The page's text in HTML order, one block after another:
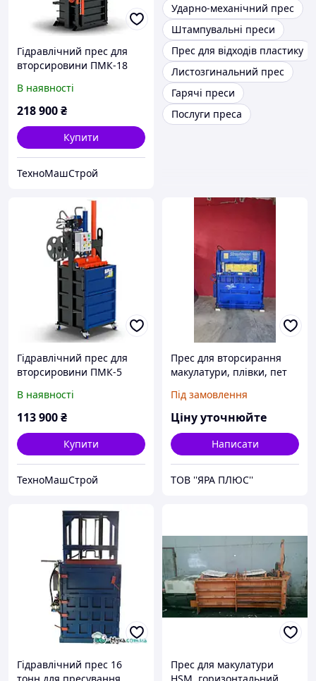
Гідравлічний прес для
вторсировини ПМК-18
В наявності
218 900₴
Купити
ТехноМашСтрой
Ударно-механічний прес
Штампувальні преси
Прес для відходів пластику
Листозгинальний прес
Гарячі преси
Послуги преса
Гідравлічний прес для
вторсировини ПМК-5
В наявності
113 900₴
Купити
ТехноМашСтрой
Прес для вторсирання
макулатури, плівки, пет
PP 1207)
Під замовлення
Ціну уточнюйте
Написати
ТОВ ''ЯРА ПЛЮС''
Гідравлічний прес 16
Прес для макулатури